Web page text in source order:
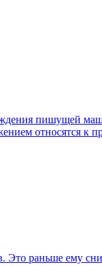
пишущей
относятся к
раньше ему